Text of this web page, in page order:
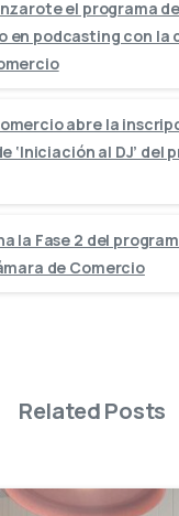
el programa de
en podcasting con la
abre la
‘Iniciación al DJ’ del
la Fase 2 del
de Comercio
Related Posts